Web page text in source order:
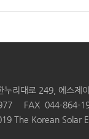
누리대로 249, 에스
FAX 044-864-
The Korean Solar